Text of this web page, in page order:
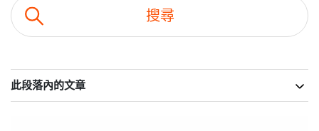
此段落內的文章